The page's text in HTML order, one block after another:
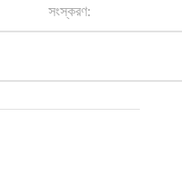
সংস্করণ: